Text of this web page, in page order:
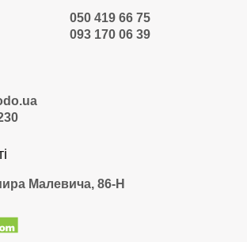
050 419 66 75
093 170 06 39
Малевича, 86-Н